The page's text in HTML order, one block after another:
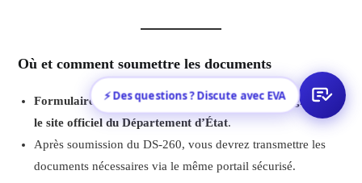
Où et comment soumettre les documents
Formulaire DS-260: Ce formulaire est remplien ligne sur
le site officiel du Département d’État.
Après soumission du DS-260, vous devrez transmettre les
documents nécessaires via le même portail sécurisé.
⚡ Des questions ? Discute avec EVA